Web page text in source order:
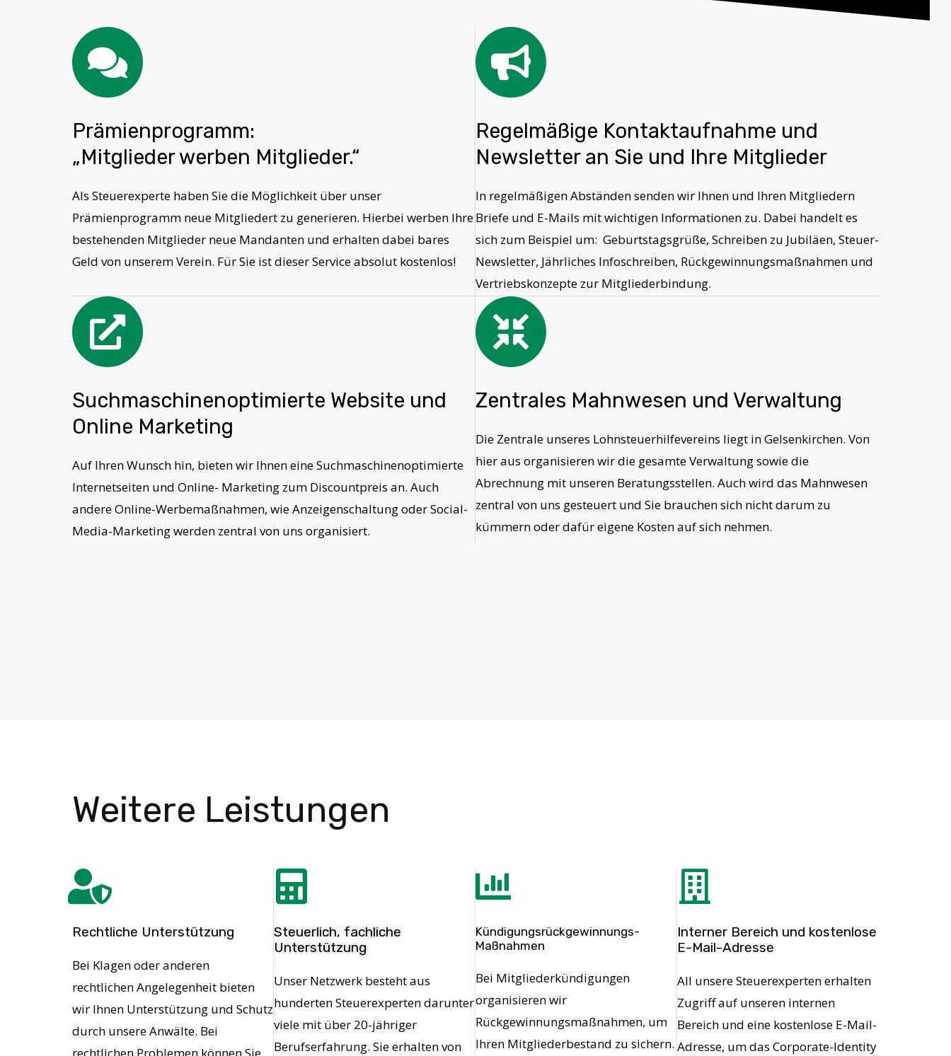
Prämienprogramm:
„Mitglieder werben Mitglieder.“
Als Steuerexperte haben Sie die Möglichkeit über unser
Prämienprogramm neue Mitgliedert zu generieren. Hierbei werben Ihre
bestehenden Mitglieder neue Mandanten und erhalten dabei bares
Geld von unserem Verein. Für Sie ist dieser Service absolut kostenlos!
Regelmäßige Kontaktaufnahme und
Newsletter an Sie und Ihre Mitglieder
In regelmäßigen Abständen senden wir Ihnen und Ihren Mitgliedern
Briefe und E-Mails mit wichtigen Informationen zu. Dabei handelt es
sich zum Beispiel um: Geburtstagsgrüße, Schreiben zu Jubiläen, Steuer-
Newsletter, Jährliches Infoschreiben, Rückgewinnungsmaßnahmen und
Vertriebskonzepte zur Mitgliederbindung.
Suchmaschinenoptimierte Website und
Online Marketing
Auf Ihren Wunsch hin, bieten wir Ihnen eine Suchmaschinenoptimierte
Internetseiten und Online- Marketing zum Discountpreis an. Auch
andere Online-Werbemaßnahmen, wie Anzeigenschaltung oder Social-
Media-Marketing werden zentral von uns organisiert.
Zentrales Mahnwesen und Verwaltung
Die Zentrale unseres Lohnsteuerhilfevereins liegt in Gelsenkirchen. Von
hier aus organisieren wir die gesamte Verwaltung sowie die
Abrechnung mit unseren Beratungsstellen. Auch wird das Mahnwesen
zentral von uns gesteuert und Sie brauchen sich nicht darum zu
kümmern oder dafür eigene Kosten auf sich nehmen.
Weitere Leistungen
Rechtliche Unterstützung
Bei Klagen oder anderen
rechtlichen Angelegenheit bieten
wir Ihnen Unterstützung und Schutz
durch unsere Anwälte. Bei
rechtlichen Problemen können Sie
Steuerlich, fachliche
Unterstützung
Unser Netzwerk besteht aus
hunderten Steuerexperten darunter
viele mit über 20-jähriger
Berufserfahrung. Sie erhalten von
Kündigungsrückgewinnungs-
Maßnahmen
Bei Mitgliederkündigungen
organisieren wir
Rückgewinnungsmaßnahmen, um
Ihren Mitgliederbestand zu sichern.
Interner Bereich und kostenlose
E-Mail-Adresse
All unsere Steuerexperten erhalten
Zugriff auf unseren internen
Bereich und eine kostenlose E-Mail-
Adresse, um das Corporate-Identity